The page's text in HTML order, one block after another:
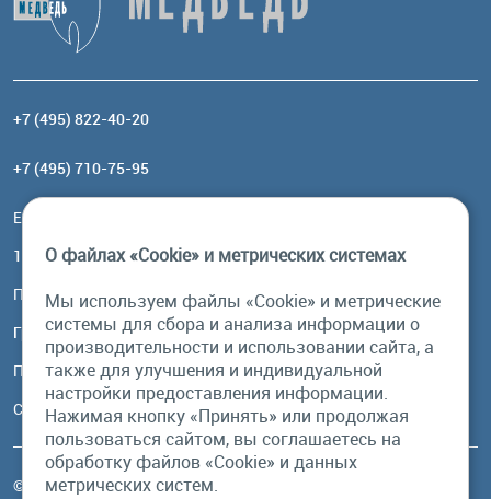
+7 (495) 822-40-20
+7 (495) 710-75-95
Email:
117485, Москва, ул. Профсоюзная, 84/32, корп 1
Посмотреть на карте
График работы
Пн-Пт: с 10:00 до 18:00
Сб, Вс: выходной
© Бурый Медведь MMXXVI. Все права защищены.
О файлах «Cookie» и метрических системах
Мы используем файлы «Cookie» и метрические
системы для сбора и анализа информации о
производительности и использовании сайта, а
также для улучшения и индивидуальной
настройки предоставления информации.
Нажимая кнопку «Принять» или продолжая
пользоваться сайтом, вы соглашаетесь на
обработку файлов «Cookie» и данных
метрических систем.